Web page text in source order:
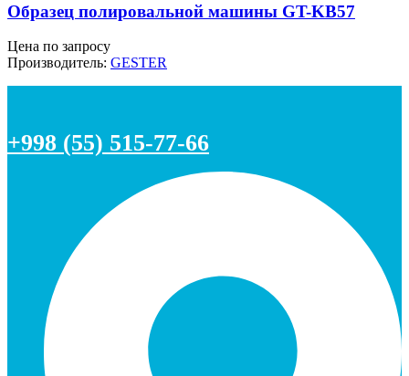
Образец полировальной машины GT-KB57
Цена по запросу
Производитель: GESTER
+998 (55) 515-77-66